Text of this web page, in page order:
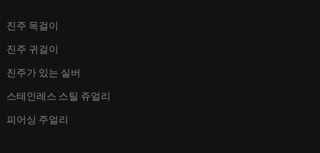
진주 목걸이
진주 귀걸이
진주가 있는 실버
스테인레스 스틸 쥬얼리
피어싱 주얼리